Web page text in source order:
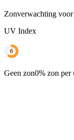
Zonverwachting
UV Index
Geen zon0% zon per